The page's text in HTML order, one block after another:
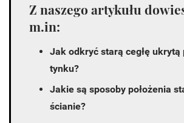
Z naszego artykułu
m.in:
Jak odkryć starą cegłę ukrytą
tynku?
Jakie są sposoby położenia
ścianie?